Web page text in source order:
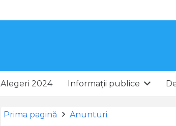
Alegeri 2024 Informații publice
Prima pagină Anunturi